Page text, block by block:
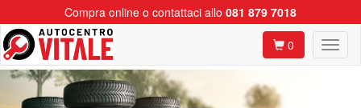
Compra online o contattaci allo 081 879 7018
0